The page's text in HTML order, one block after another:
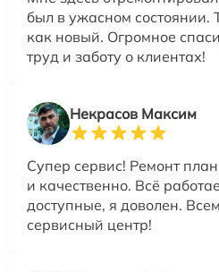
был в ужасном состоянии.
как новый. Огромное
труд и заботу о клиентах!
Некрасов Максим
Супер сервис! Ремонт
и качественно. Всё
доступные, я доволен.
сервисный центр!